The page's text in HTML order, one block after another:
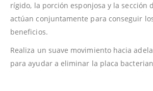
rígido, la porción esponjosa y la sección
actúan conjuntamente para conseguir
beneficios.
Realiza un suave movimiento hacia
para ayudar a eliminar la placa